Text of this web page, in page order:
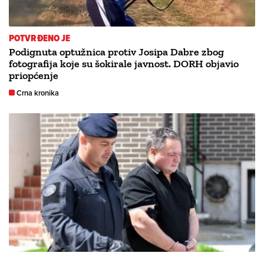
POTVRĐENO JE
Podignuta optužnica protiv Josipa Dabre zbog
fotografija koje su šokirale javnost. DORH objavio
priopćenje
Crna kronika